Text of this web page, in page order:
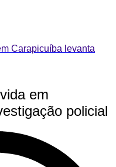
Carapicuíba levanta
em
policial